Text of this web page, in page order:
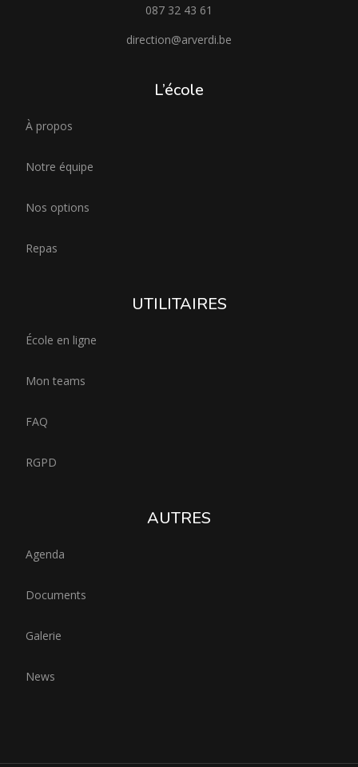
087 32 43 61
direction@arverdi.be
L’école
À propos
Notre équipe
Nos options
Repas
UTILITAIRES
École en ligne
Mon teams
FAQ
RGPD
AUTRES
Agenda
Documents
Galerie
News